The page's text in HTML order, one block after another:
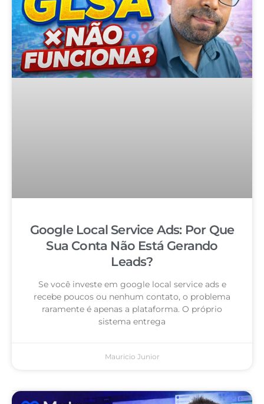
Google Local Service Ads: Por Que
Sua Conta Não Está Gerando
Leads?
Se você investe em google local service ads e
recebe poucos ou nenhum contato, o problema
raramente é apenas a plataforma. O próprio
sistema entrega
Mauricio Junior